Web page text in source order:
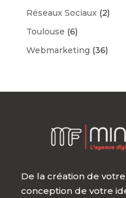
Réseaux Sociaux(2)
Toulouse (6)
Webmarketing (36)
De la création de
conception de votre